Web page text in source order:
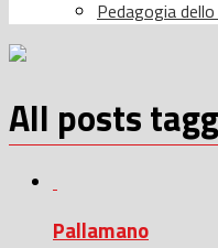
Pedagogia
All posts
Pallamano